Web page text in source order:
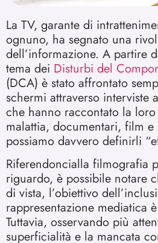
La TV, garante di
ognuno, ha segnato una
dell’informazione. A partire
tema dei Disturbi del
(DCA) è stato affrontato
schermi attraverso interviste
che hanno raccontato la
malattia, documentari, film e
possiamo davvero definirli
Riferendoncialla filmografia
riguardo, è possibile notare
di vista, l’obiettivo
rappresentazione mediatica
Tuttavia, osservando più
superficialità e la mancata